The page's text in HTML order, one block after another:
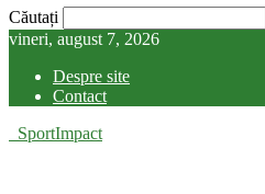
Căutați
vineri, august 7, 2026
Despre site
Contact
SportImpact